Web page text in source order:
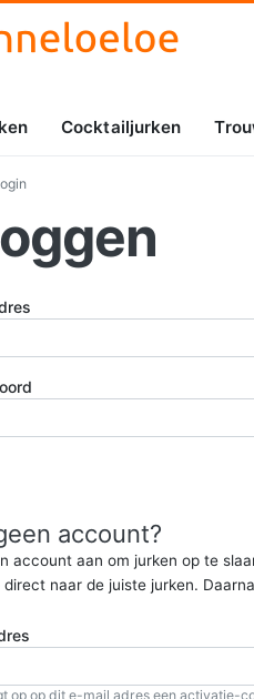
Cocktailjurken
account?
account aan om jurken op te
direct naar de juiste jurken.
op op dit e-mail adres een activatie-